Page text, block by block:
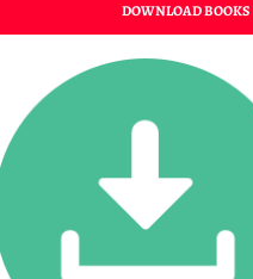
DOWNLOAD BOOKS